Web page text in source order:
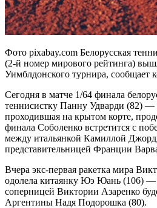
Фото pixabay.com Белорусская
(2-й номер мирового рейтинга)
Уимблдонского турнира, сообщает
Сегодня в матче 1/64 финала
теннисистку Панну Удварди (82) —
проходившая на крытом корте,
финала Соболенко встретится с
между итальянкой Камиллой
представительницей Франции
Вчера экс-первая ракетка мира
одолела китаянку Юэ Юань (106)
соперницей Виктории Азаренко
Аргентины Надя Подорошка (80).